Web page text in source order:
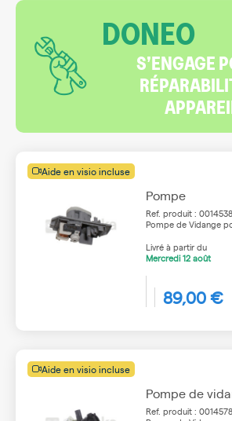
DONEO
S’ENGAGE
Aide en visio incluse
Pompe
Ref. produit :
Pompe de Vidange
Livré à partir du
Mercredi12 août
89,00 €
Aide en visio incluse
Pompe de
Ref. produit :